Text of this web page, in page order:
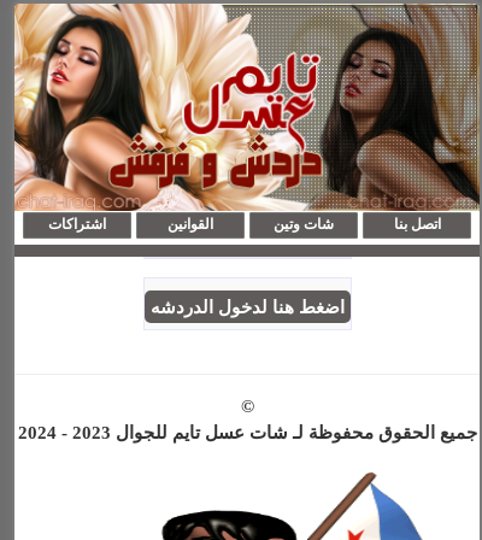
اشتراكات القوانين شات وتين اتصل بنا
اضغط هنا لدخول الدردشه
©
جميع الحقوق محفوظة لـ شات عسل تايم للجوال 2023 - 2024